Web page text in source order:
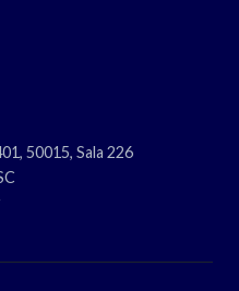
50015, Sala 226